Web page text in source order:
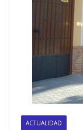
ACTUALIDAD